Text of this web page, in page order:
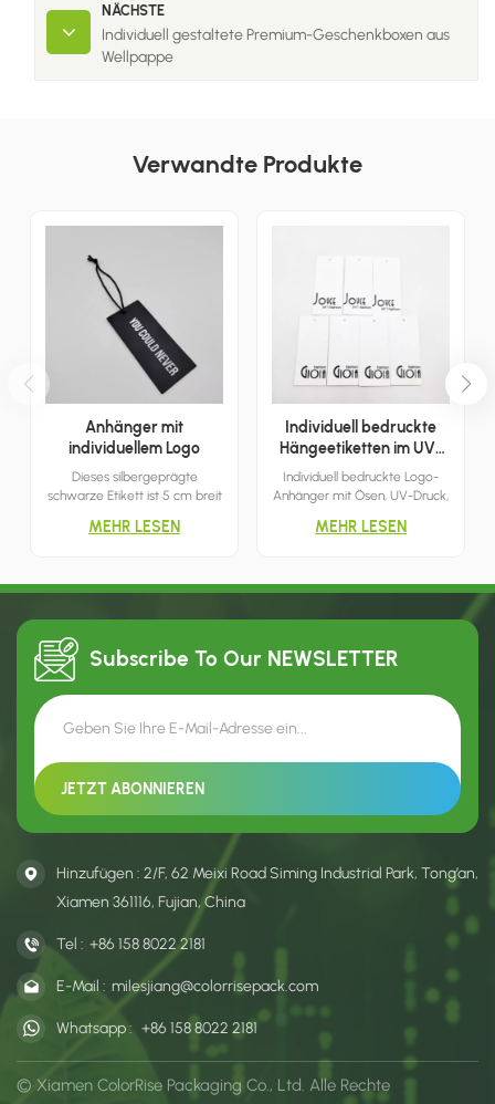
NÄCHSTE
Individuell gestaltete Premium-Geschenkboxen aus
Wellpappe
Verwandte Produkte
Anhänger mit
individuellem Logo
Dieses silbergeprägte
schwarze Etikett ist 5 cm breit
einem 32 cm langen Seil
Kleidungsstücke, Rucksäcke
MEHR LESEN
Individuell bedruckte
Hängeetiketten im UV-
Druckverfahren
Individuell bedruckte Logo-
Anhänger mit Ösen, UV-Druck,
Kleidungsstücke, Schuhe, Hüte
MEHR LESEN
Subscribe To Our NEWSLETTER
Hinzufügen : 2/F, 62 Meixi Road Siming Industrial Park, Tong’an,
Xiamen 361116, Fujian, China
Tel : +86 158 8022 2181
E-Mail : milesjiang@colorrisepack.com
Whatsapp : +86 158 8022 2181
© Xiamen ColorRise Packaging Co., Ltd. Alle Rechte